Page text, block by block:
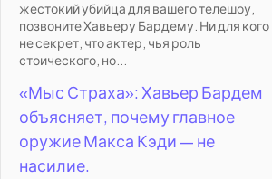
жестокий убийца для вашего телешоу,
позвоните Хавьеру Бардему. Ни для кого
не секрет, что актер, чья роль
стоического, но...
«Мыс Страха»: Хавьер Бардем
объясняет, почему главное
оружие Макса Кэди — не
насилие.